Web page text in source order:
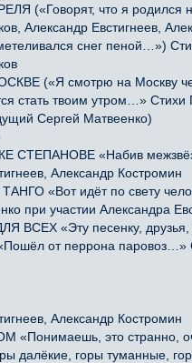
(«Говорят, что я родился
Александр Евстигнеев,
снег пеной…»)
(«Я смотрю на Москву
стать твоим утром…»
Сергей Матвеенко)
СТЕПАНОВЕ «Набив
Александр Костромин
«Вот идёт по свету
при участии Александра
ВСЕХ «Эту песенку,
от перрона паровоз…»
Александр Костромин
«Понимаешь, это странно,
далёкие, горы туманные,